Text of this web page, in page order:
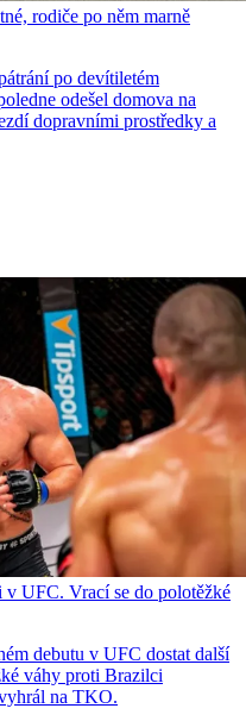
rodiče po něm marně
po devítiletém
odešel domova na
dopravními prostředky a
v UFC. Vrací se do polotěžké
debutu v UFC dostat další
váhy proti Brazilci
na TKO.